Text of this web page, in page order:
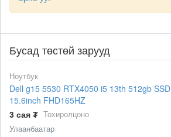
Бусад төстөй зарууд
Ноутбук
Dell g15 5530 RTX4050 i5 13th 512gb SSD
15.6inch FHD165HZ
3 сая ₮ Тохиролцоно
Улаанбаатар